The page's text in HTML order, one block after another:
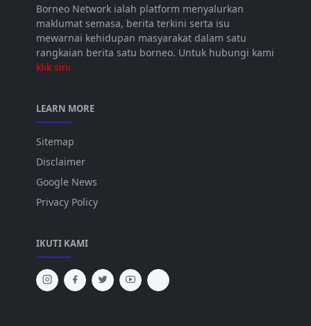
Borneo Network ialah platform menyalurkan
maklumat semasa, berita terkini serta isu
mewarnai kehidupan masyarakat dalam satu
rangkaian berita satu borneo. Untuk hubungi kami
klik sini
LEARN MORE
Sitemap
Disclaimer
Google News
Privacy Policy
IKUTI KAMI